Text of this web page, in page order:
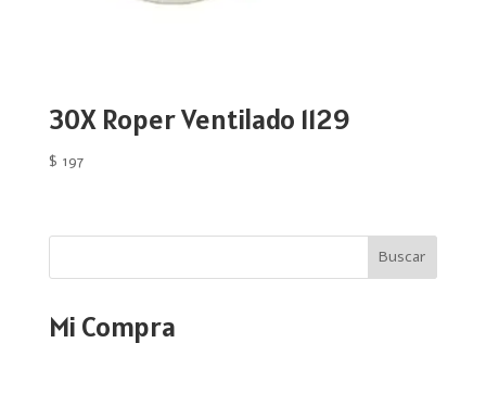
30X Roper Ventilado 1129
$ 197
Buscar
Mi Compra